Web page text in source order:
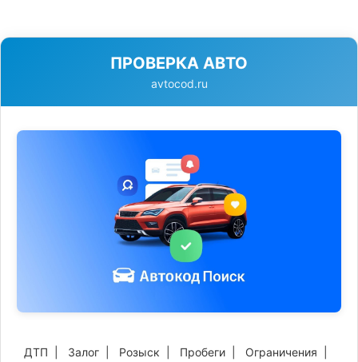
ПРОВЕРКА АВТО
avtocod.ru
ДТП Залог Розыск Пробеги Ограничения